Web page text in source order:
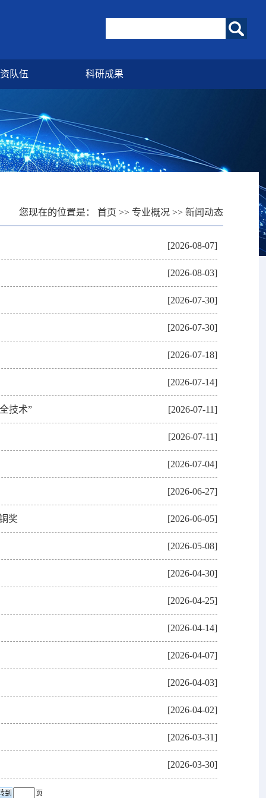
队伍 科研成果
您现在的位置是： 首页 >> 专业概况 >> 新闻动态
[2026-08-07]
[2026-08-03]
[2026-07-30]
[2026-07-30]
[2026-07-18]
[2026-07-14]
[2026-07-11]
技术”
[2026-07-11]
[2026-07-04]
[2026-06-27]
[2026-06-05]
奖
[2026-05-08]
[2026-04-30]
[2026-04-25]
[2026-04-14]
[2026-04-07]
[2026-04-03]
[2026-04-02]
[2026-03-31]
[2026-03-30]
页